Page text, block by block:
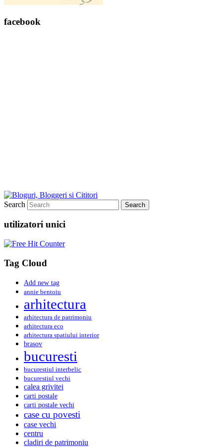
facebook
Search
utilizatori unici
Tag Cloud
Add new tag
annie bentoiu
arhitectura
arhitectura de patrimoniu
arhitectura eco
arhitectura spatiului interior
brasov
bucuresti
bucurestiul interbelic
bucurestiul vechi
calea grivitei
carti postale
carti postale vechi
case cu povesti
case vechi
centru
cladiri de patrimoniu